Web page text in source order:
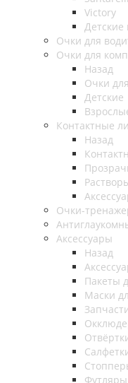
Victory
Очки для
Очки для
Назад
Очки
Детские
Контактные
Назад
Очки-
Аксессуары
Назад
Пакеты
Маски
Футляры